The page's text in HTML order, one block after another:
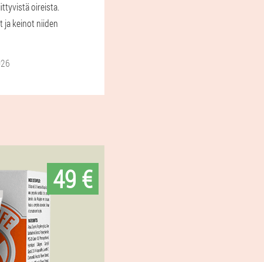
oireista.
ja keinot niiden
49 €